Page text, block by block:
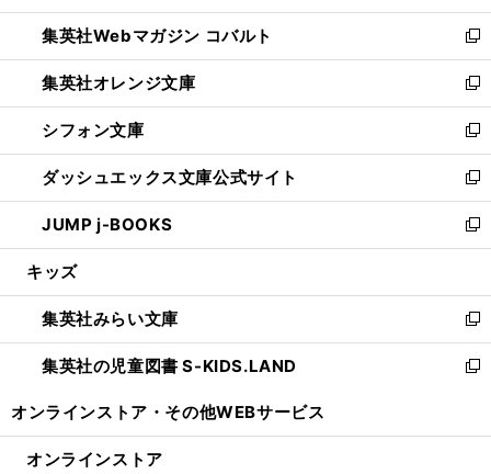
開
く
ウ
で
開
く
ン
ド
ウ
で
開
く
ウ
ィ
ン
ド
ウ
で
開
く
集英社Webマガジン コバルト
新
し
い
ウ
ィ
ン
ド
ウ
で
開
集英社オレンジ文庫
新
し
い
ウ
ィ
ン
ド
ウ
開
く
シフォン文庫
新
し
い
ウ
ィ
ン
ウ
で
開
く
ダッシュエックス文庫公式サイト
新
し
い
ウ
ン
ド
ウ
で
JUMP j-BOOKS
新
し
ウ
ィ
ン
ド
開
キッズ
集英社みらい文庫
新
し
い
ン
集英社の児童図書 S-KIDS.LAND
新
ウ
オンラインストア・ その他WEBサービス
オンラインストア